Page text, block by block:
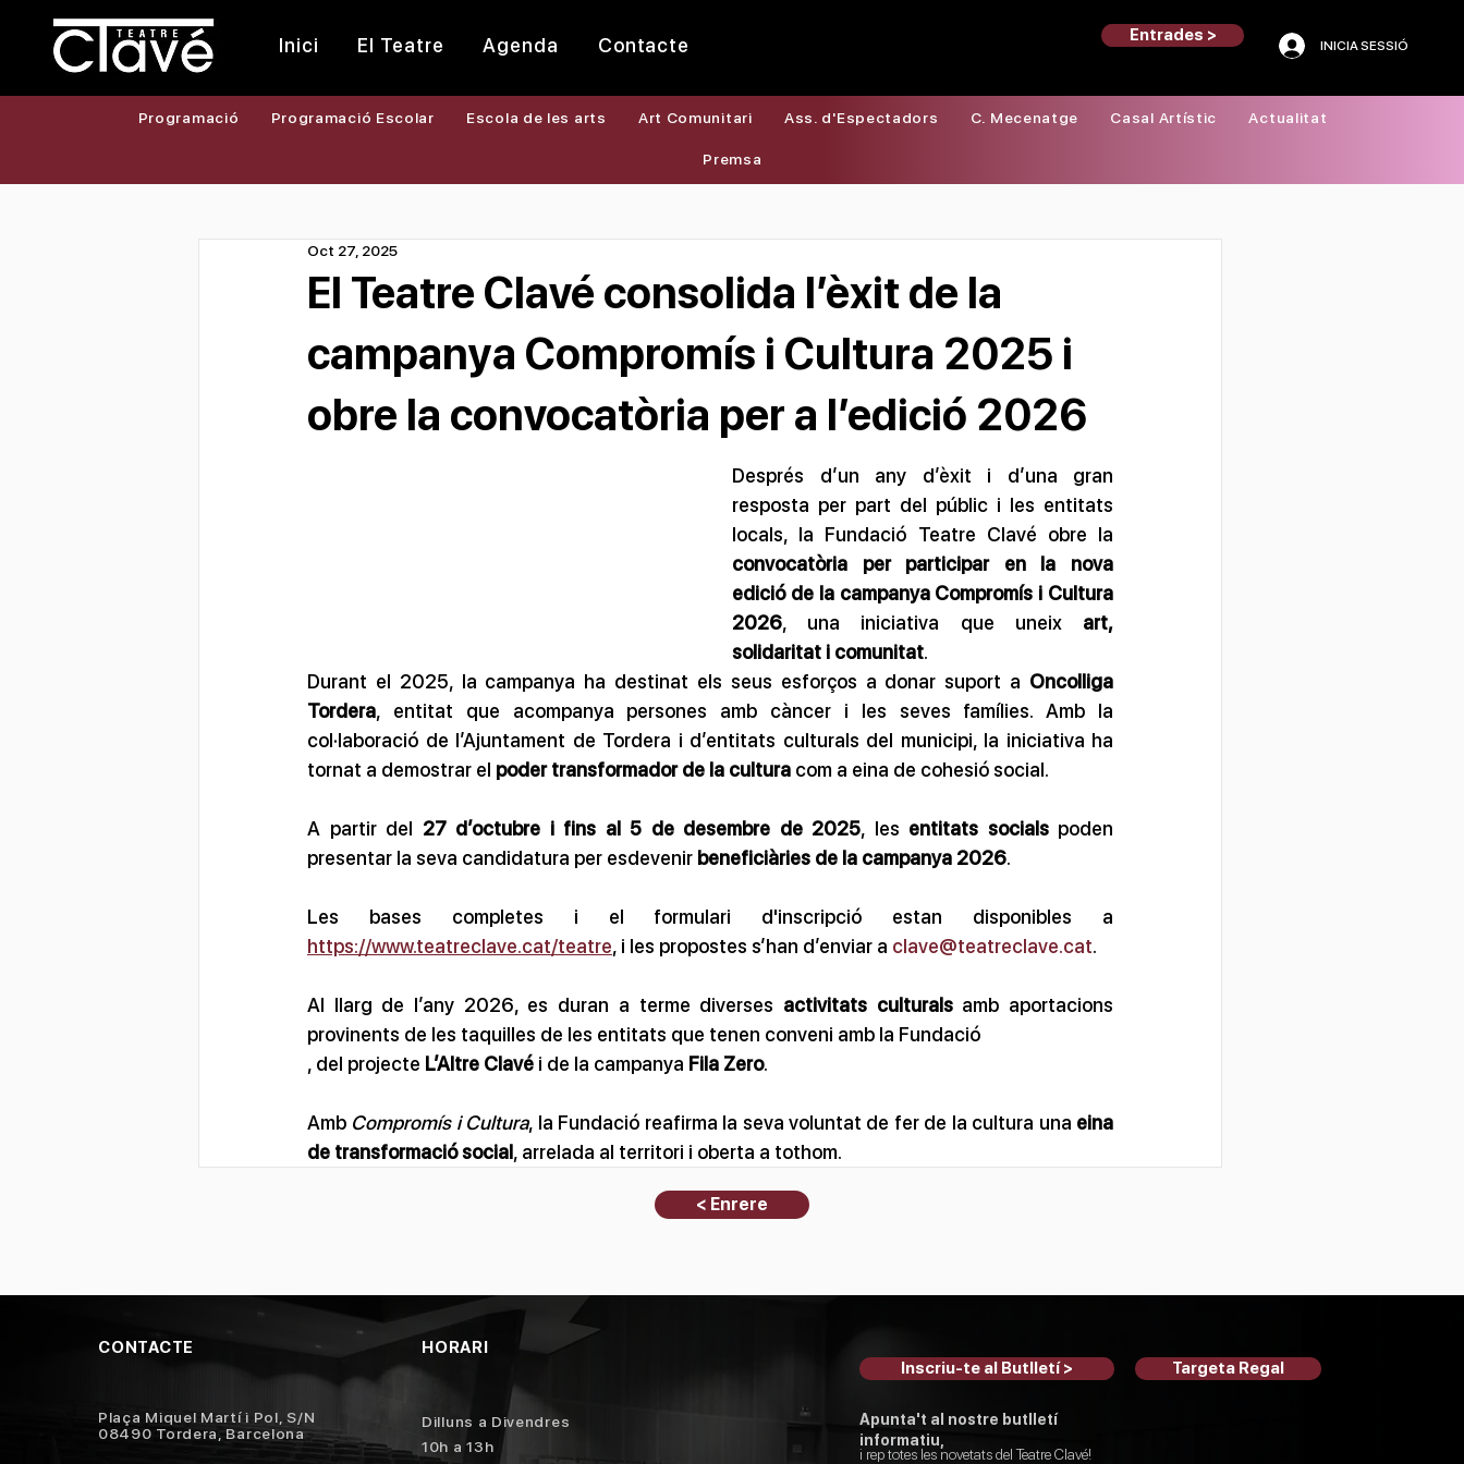
Inici El Teatre Agenda Contacte Entrades >
INICIA SESSIÓ
Programació Programació Escolar Escola de les arts Art Comunitari Ass. d'Espectadors C. Mecenatge Casal Artístic Actualitat
Premsa
El Teatre Clavé consolida l’èxit de la
campanya Compromís i Cultura 2025 i
obre la convocatòria per a l’edició 2026
Oct 27, 2025
Després d’un any d’èxit i d’una gran
resposta per part del públic i les entitats
convocatòria per participar en la nova
edició de la campanya Compromís i Cultura
2026, una iniciativa que uneix art,
solidaritat i comunitat.
Durant el 2025, la campanya ha destinat els seus esforços a donar suport a Oncolliga
Tordera, entitat que acompanya persones amb càncer i les seves famílies. Amb la
col·laboració de l’Ajuntament de Tordera i d’entitats culturals del municipi, la iniciativa ha
tornat a demostrar el poder transformador de la cultura com a eina de cohesió social.
A partir del 27 d’octubre i fins al 5 de desembre de 2025, les entitats socials poden
presentar la seva candidatura per esdevenir beneficiàries de la campanya 2026.
https://www.teatreclave.cat/teatre, i les propostes s’han d’enviar a clave@teatreclave.cat.
Al llarg de l’any 2026, es duran a terme diverses activitats culturals amb aportacions
provinents de les taquilles de les entitats que tenen conveni amb la Fundació
, del projecte L’Altre Clavé i de la campanya Fila Zero.
Amb Compromís i Cultura, la Fundació reafirma la seva voluntat de fer de la cultura una eina
de transformació social, arrelada al territori i oberta a tothom.
< Enrere
CONTACTE HORARI
Plaça Miquel Martí i Pol, S/N
08490 Tordera, Barcelona
Dilluns a Divendres
10h a 13h
Inscriu-te al Butlletí > Targeta Regal
Apunta't al nostre butlletí
informatiu,
i rep totes les novetats del Teatre Clavé!